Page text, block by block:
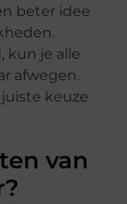
beter idee
kun je alle
afwegen.
keuze
van